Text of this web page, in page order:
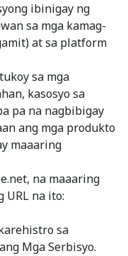
ibinigay ng
sa mga kamag-
at sa platform
sa mga
kasosyo sa
pa na nagbibigay
ang mga produkto
maaaring
na maaaring
URL na ito:
sa
Mga Serbisyo.